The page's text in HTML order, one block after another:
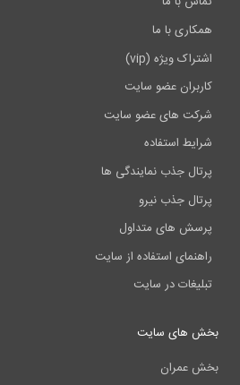
همکاری با ما
اشتراک ویژه (vip)
کاربران عضو سایت
شرکت های عضو سایت
شرایط استفاده
پرتال جذب نمایندگی ها
پرتال جذب نیرو
پرسش های متداول
راهنمای استفاده از سایت
تبلیغات در سایت
بخش های سایت
بخش عمران